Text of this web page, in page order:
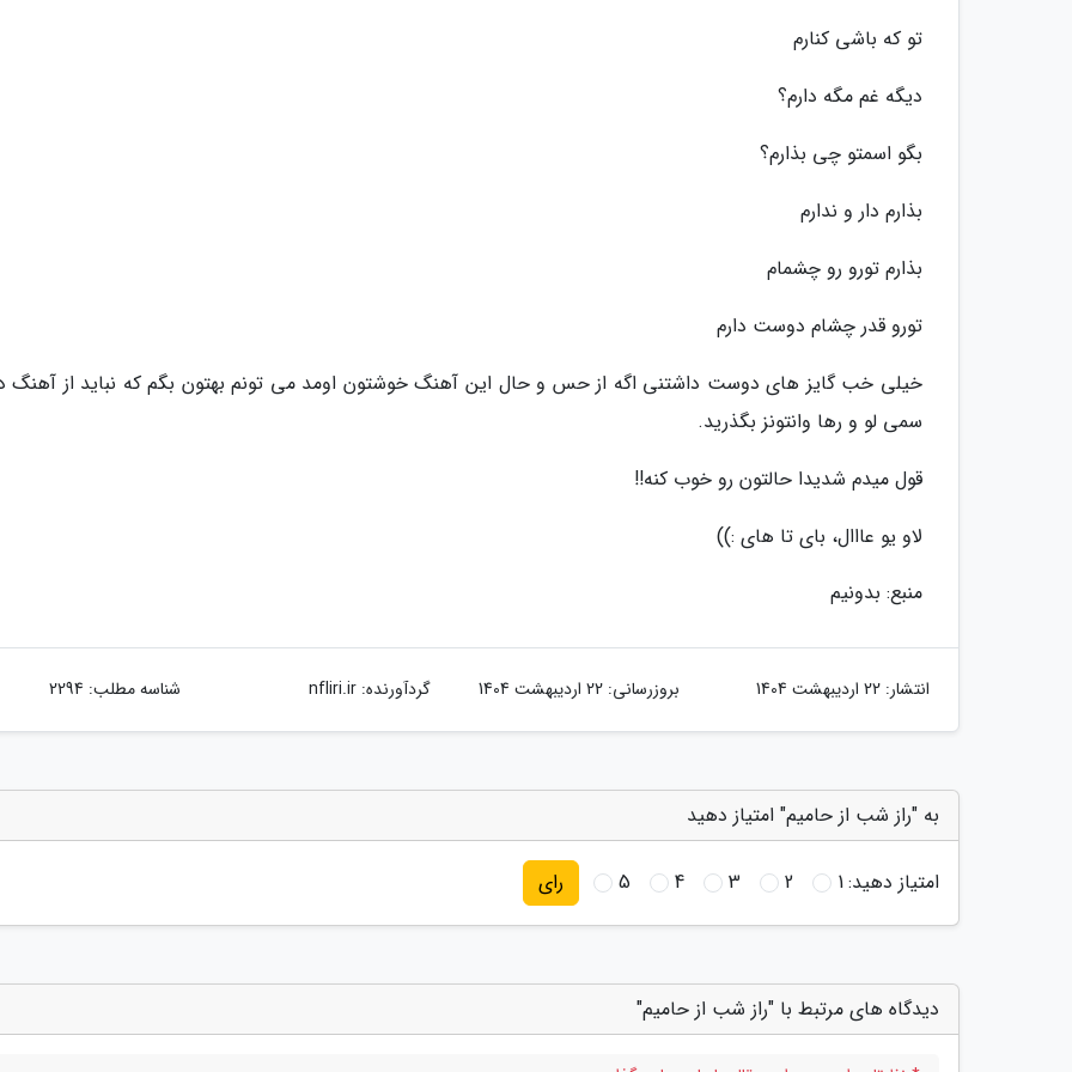
تو که باشی کنارم
دیگه غم مگه دارم؟
بگو اسمتو چی بذارم؟
بذارم دار و ندارم
بذارم تورو رو چشمام
تورو قدر چشام دوست دارم
خیلی خب گایز های دوست داشتنی اگه از حس و حال این آهنگ خوشتون اومد می تونم بهتون بگم که نباید از آهنگ
سمی لو و رها وانتونز بگذرید.
قول میدم شدیدا حالتون رو خوب کنه!!
لاو یو عااال، بای تا های :))
منبع: بدونیم
انتشار: 22 اردیبهشت 1404 بروزرسانی: 22 اردیبهشت 1404 گردآورنده:nfliri.ir شناسه مطلب: 2294
به "راز شب از حامیم" امتیاز دهید
امتیاز دهید:1
2
3
4
5 رای
دیدگاه های مرتبط با "راز شب از حامیم"